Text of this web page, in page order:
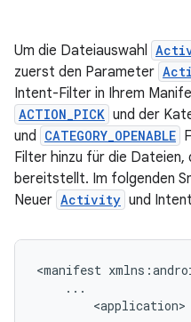
Um die Dateiauswahl
zuerst den Parameter
Intent-Filter in Ihrem
ACTION_PICK und der
und CATEGORY_OPENABLE
Filter hinzu für die Dateien,
bereitstellt. Im folgenden
Neuer Activity und
<manifest